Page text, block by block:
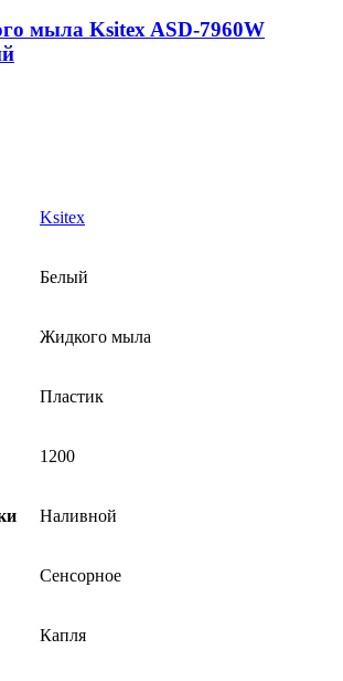
мыла Ksitex ASD-7960W
Ksitex
Белый
Жидкого мыла
Пластик
1200
Наливной
Сенсорное
Капля